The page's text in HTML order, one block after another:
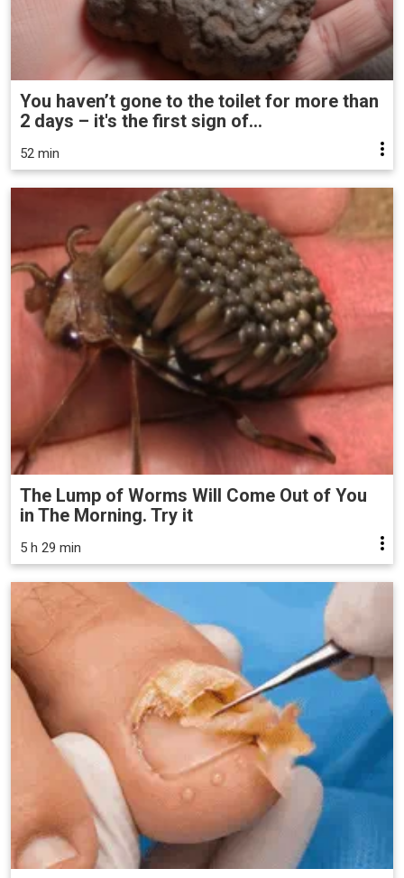
You haven’t gone to the toilet for more than
2 days – it's the first sign of...
52 min
The Lump of Worms Will Come Out of You
in The Morning. Try it
5 h 29 min